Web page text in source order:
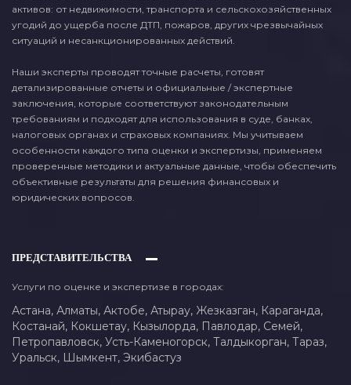
активов: от недвижимости, транспорта и сельскохозяйственных
угодий до ущерба после ДТП, пожаров, других чрезвычайных
ситуаций и несанкционированных действий.
Наши эксперты проводят точные расчеты, готовят
детализированные отчеты и официальные / экспертные
заключения, которые соответствуют законодательным
требованиям и подходят для использования в суде, банках,
налоговых органах и страховых компаниях. Мы учитываем
особенности каждого типа оценки и экспертизы, применяем
проверенные методики и актуальные данные, чтобы обеспечить
объективные результаты для решения финансовых и
юридических вопросов.
ПРЕДСТАВИТЕЛЬСТВА
Услуги по оценке и экспертизе в городах:
Астана, Алматы, Актобе, Атырау, Жезказган, Караганда,
Костанай, Кокшетау, Кызылорда, Павлодар, Семей,
Петропавловск, Усть-Каменогорск, Талдыкорган, Тараз,
Уральск, Шымкент, Экибастуз